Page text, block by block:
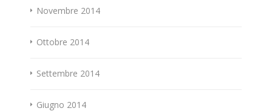
Novembre 2014
Ottobre 2014
Settembre 2014
Giugno 2014